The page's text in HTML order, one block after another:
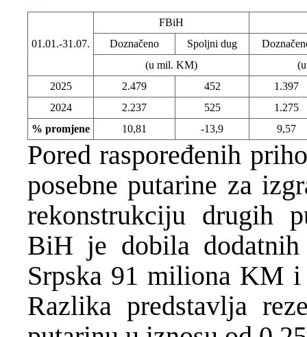
01.01.-31.07.
FBiH
Doznačeno
Spoljni dug
(u mil. KM)
2025
2.479 452
1.397
2024
2.237 525
1.275
% promjene
10,81 -13,9 9,57
Pored raspoređenih
posebne putarine za
rekonstrukciju drugih
BiH je dobila
Srpska 91 miliona KM
Razlika predstavlja